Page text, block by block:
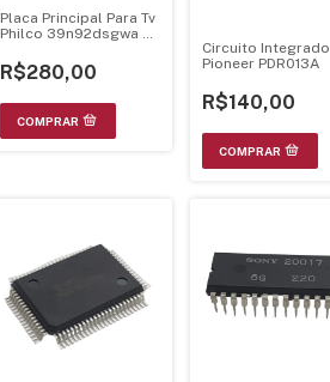
Placa Principal Para Tv
Philco 39n92dsgwa A
R$280,00
Circuito Integrado
Pioneer PDR013A
R$140,00